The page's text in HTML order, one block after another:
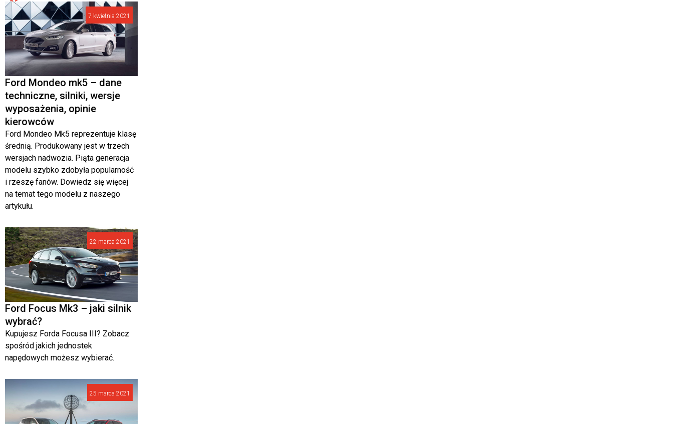
7 kwietnia 2021
Ford Mondeo mk5 – dane
techniczne, silniki, wersje
wyposażenia, opinie
kierowców
Ford Mondeo Mk5 reprezentuje klasę
średnią. Produkowany jest w trzech
wersjach nadwozia. Piąta generacja
modelu szybko zdobyła popularność
i rzeszę fanów. Dowiedz się więcej
na temat tego modelu z naszego
artykułu.
22 marca 2021
Ford Focus Mk3 – jaki silnik
wybrać?
Kupujesz Forda Focusa III? Zobacz
spośród jakich jednostek
napędowych możesz wybierać.
25 marca 2021